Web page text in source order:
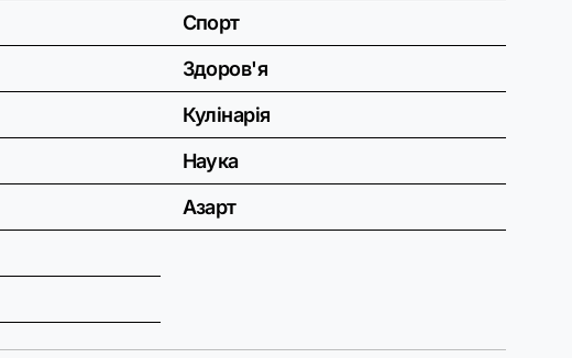
Спорт
Здоров'я
Кулінарія
Наука
Азарт